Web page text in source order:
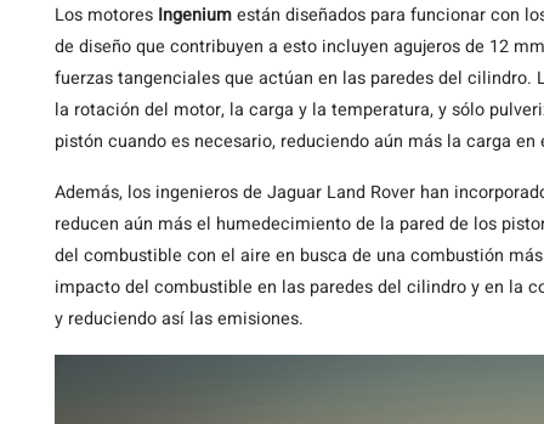
Los motores Ingeniumestán diseñados para funcionar con
de diseño que contribuyen a esto incluyen agujeros de 12
fuerzas tangenciales que actúan en las paredes del
la rotación del motor, la carga y la temperatura, y sólo
pistón cuando es necesario, reduciendo aún más la carga
Además, los ingenieros de Jaguar Land Rover han
reducen aún más el humedecimiento de la pared de los
del combustible con el aire en busca de una combustión
impacto del combustible en las paredes del cilindro y en la
y reduciendo así las emisiones.